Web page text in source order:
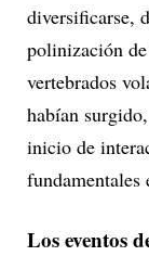
diversificarse,
polinización
vertebrados
habían
inicio de
fundamentales
Los eventos